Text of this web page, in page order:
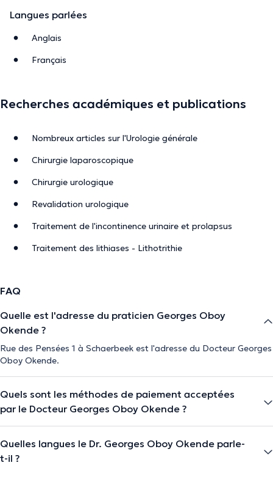
Langues parlées
Anglais
Français
Recherches académiques et publications
Nombreux articles sur l'Urologie générale
Chirurgie laparoscopique
Chirurgie urologique
Revalidation urologique
Traitement de l'incontinence urinaire et prolapsus
Traitement des lithiases - Lithotrithie
FAQ
Quelle est l'adresse du praticien Georges Oboy
Okende ?
Rue des Pensées 1 à Schaerbeek est l'adresse du Docteur Georges
Oboy Okende.
Quels sont les méthodes de paiement acceptées
par le Docteur Georges Oboy Okende ?
Quelles langues le Dr. Georges Oboy Okende parle-
t-il ?